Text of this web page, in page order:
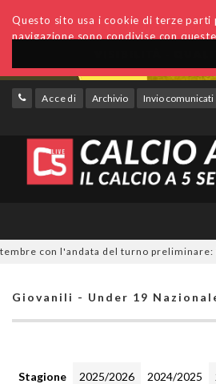
Questo sito usa i cookie di terze parti
navigazione sono condivise con
Accedi Archivio Invio comunicati
con l'andata del turno preliminare: il
Giovanili - Under 19
Stagione 2025/2026 2024/2025